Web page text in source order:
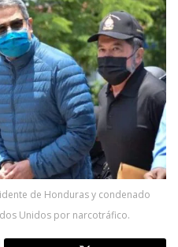
de Honduras y condenado
Unidos por narcotráfico.